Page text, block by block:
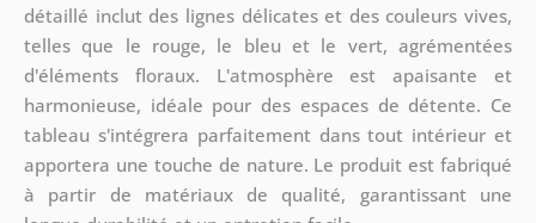
détaillé inclut des lignes délicates et des couleurs vives,
telles que le rouge, le bleu et le vert, agrémentées
d'éléments floraux. L'atmosphère est apaisante et
harmonieuse, idéale pour des espaces de détente. Ce
tableau s'intégrera parfaitement dans tout intérieur et
apportera une touche de nature. Le produit est fabriqué
à partir de matériaux de qualité, garantissant une